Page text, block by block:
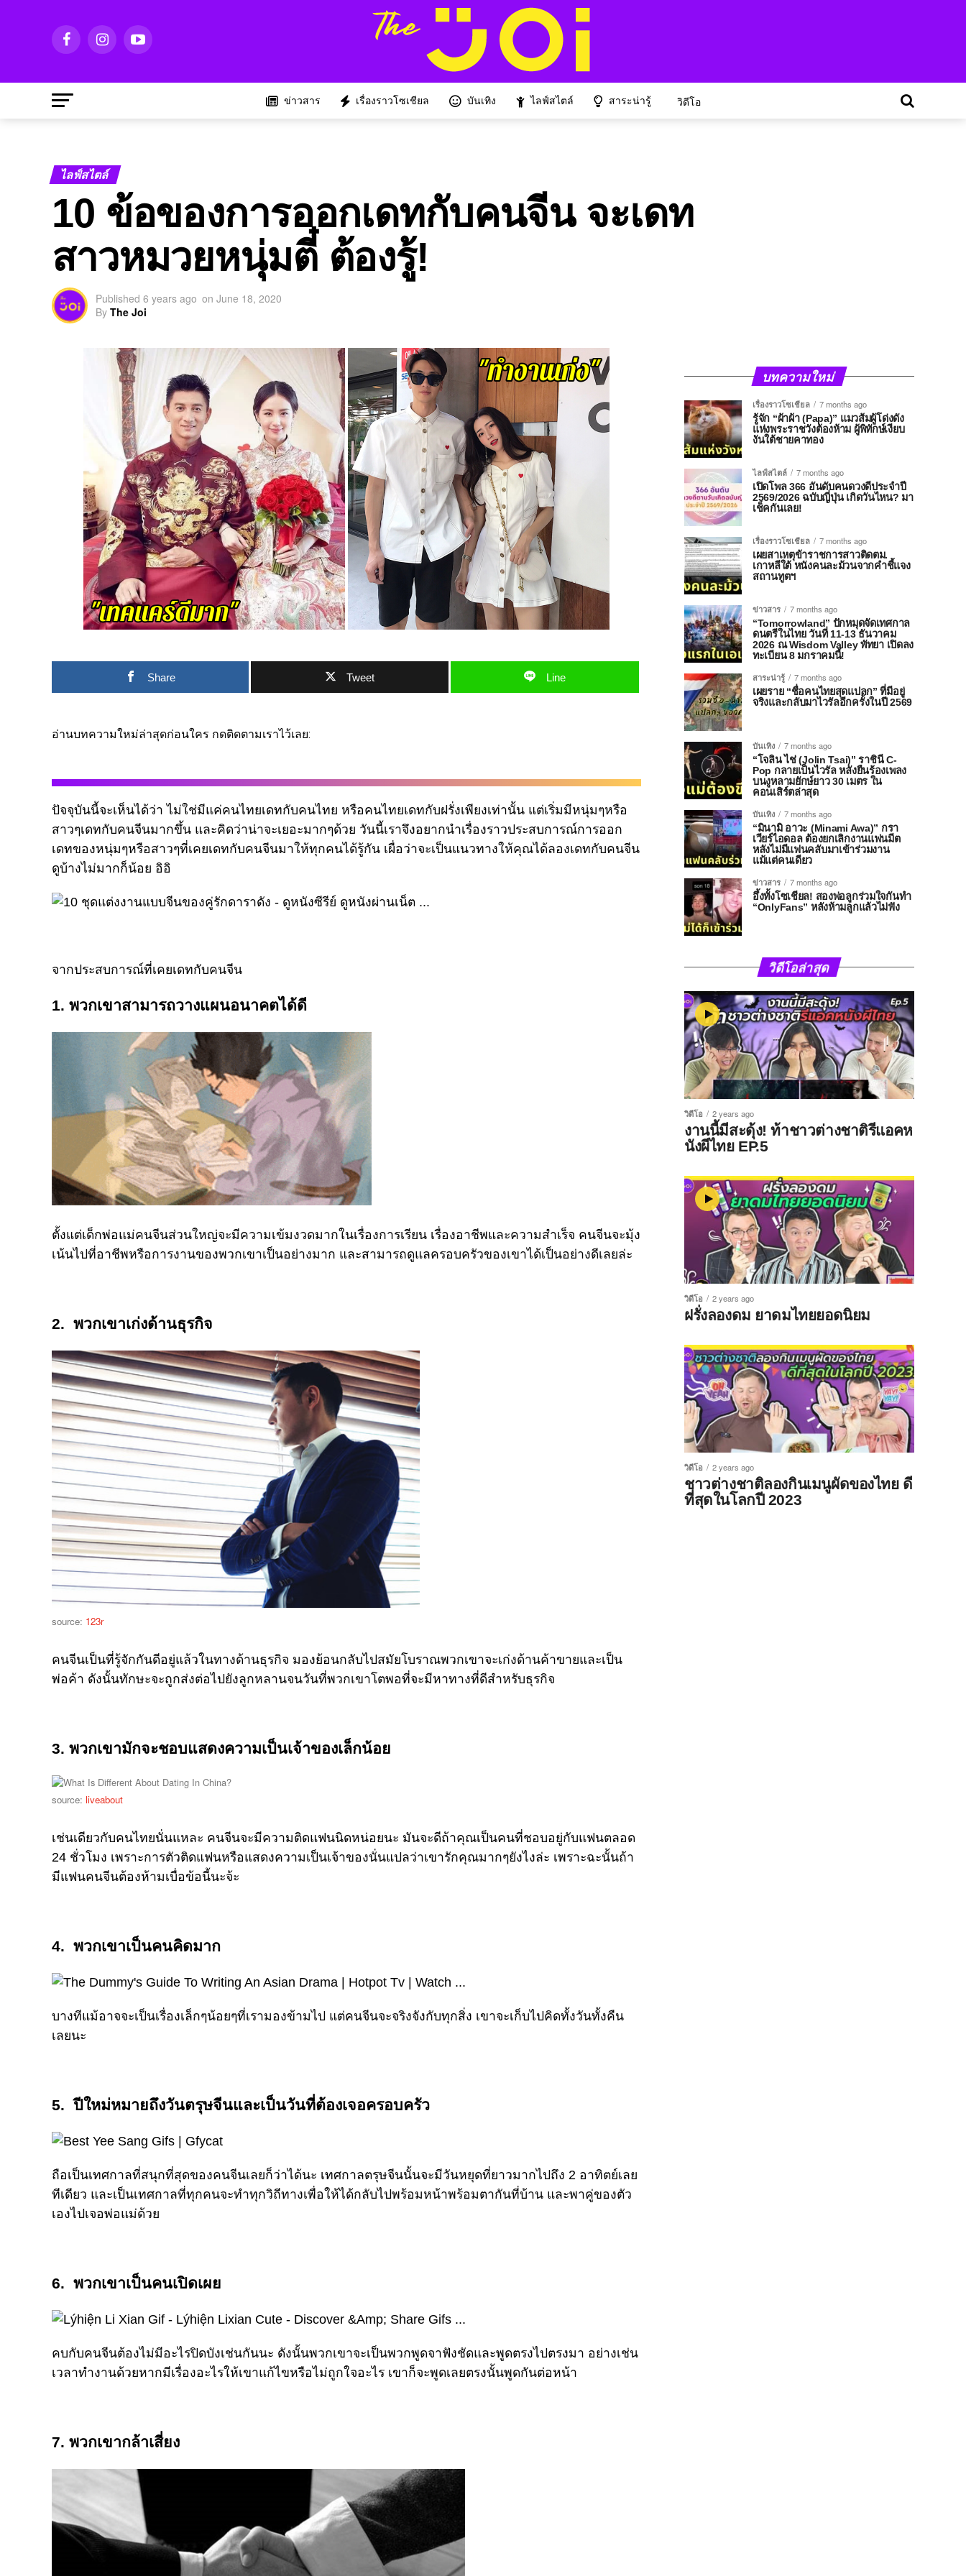
ข่าวสาร เรื่องราวโซเชียล บันเทิง ไลฟ์สไตล์ สาระน่ารู้ วิดีโอ
ไลฟ์สไตล์
10 ข้อของการออกเดทกับคนจีน จะเดท
สาวหมวยหนุ่มตี๋ ต้องรู้!
Published 6 years ago on June 18, 2020
By The Joi
Share Tweet Line
อ่านบทความใหม่ล่าสุดก่อนใคร กดติดตามเราไว้เลย:
ปัจจุบันนี้จะเห็นได้ว่า ไม่ใช่มีแค่คนไทยเดทกับคนไทย หรือคนไทยเดทกับฝรั่งเพียงเท่านั้น แต่เริ่มมีหนุ่มๆหรือ
สาวๆเดทกับคนจีนมากขึ้น และคิดว่าน่าจะเยอะมากๆด้วย วันนี้เราจึงอยากนำเรื่องราวประสบการณ์การออก
เดทของหนุ่มๆหรือสาวๆที่เคยเดทกับคนจีนมาให้ทุกคนได้รู้กัน เผื่อว่าจะเป็นแนวทางให้คุณได้ลองเดทกับคนจีน
ดูบ้างไม่มากก็น้อย อิอิ
จากประสบการณ์ที่เคยเดทกับคนจีน
1. พวกเขาสามารถวางแผนอนาคตได้ดี
ตั้งแต่เด็กพ่อแม่คนจีนส่วนใหญ่จะมีความเข้มงวดมากในเรื่องการเรียน เรื่องอาชีพและความสำเร็จ คนจีนจะมุ้ง
เน้นไปที่อาชีพหรือการงานของพวกเขาเป็นอย่างมาก และสามารถดูแลครอบครัวของเขาได้เป็นอย่างดีเลยล่ะ
2. พวกเขาเก่งด้านธุรกิจ
source: 123r
คนจีนเป็นที่รู้จักกันดีอยู่แล้วในทางด้านธุรกิจ มองย้อนกลับไปสมัยโบราณพวกเขาจะเก่งด้านค้าขายและเป็น
พ่อค้า ดังนั้นทักษะจะถูกส่งต่อไปยังลูกหลานจนวันที่พวกเขาโตพอที่จะมีหาทางที่ดีสำหรับธุรกิจ
3. พวกเขามักจะชอบแสดงความเป็นเจ้าของเล็กน้อย
source: liveabout
เช่นเดียวกับคนไทยนั่นแหละ คนจีนจะมีความติดแฟนนิดหน่อยนะ มันจะดีถ้าคุณเป็นคนที่ชอบอยู่กับแฟนตลอด
24 ชั่วโมง เพราะการตัวติดแฟนหรือแสดงความเป็นเจ้าของนั่นแปลว่าเขารักคุณมากๆยังไงล่ะ เพราะฉะนั้นถ้า
มีแฟนคนจีนต้องห้ามเบื่อข้อนี้นะจ้ะ
4. พวกเขาเป็นคนคิดมาก
บางทีแม้อาจจะเป็นเรื่องเล็กๆน้อยๆที่เรามองข้ามไป แต่คนจีนจะจริงจังกับทุกสิ่ง เขาจะเก็บไปคิดทั้งวันทั้งคืน
เลยนะ
5. ปีใหม่หมายถึงวันตรุษจีนและเป็นวันที่ต้องเจอครอบครัว
ถือเป็นเทศกาลที่สนุกที่สุดของคนจีนเลยก็ว่าได้นะ เทศกาลตรุษจีนนั้นจะมีวันหยุดที่ยาวมากไปถึง 2 อาทิตย์เลย
ทีเดียว และเป็นเทศกาลที่ทุกคนจะทำทุกวิถีทางเพื่อให้ได้กลับไปพร้อมหน้าพร้อมตากันที่บ้าน และพาคู่ของตัว
เองไปเจอพ่อแม่ด้วย
6. พวกเขาเป็นคนเปิดเผย
คบกับคนจีนต้องไม่มีอะไรปิดบังเช่นกันนะ ดังนั้นพวกเขาจะเป็นพวกพูดจาฟังชัดและพูดตรงไปตรงมา อย่างเช่น
เวลาทำงานด้วยหากมีเรื่องอะไรให้เขาแก้ไขหรือไม่ถูกใจอะไร เขาก็จะพูดเลยตรงนั้นพูดกันต่อหน้า
7. พวกเขากล้าเสี่ยง
บทความใหม่
เรื่องราวโซเชียล
7 months ago
รู้จัก “ผ้าผ้า (Papa)” แมวส้มผู้โด่งดัง
แห่งพระราชวังต้องห้าม ผู้พิทักษ์เงียบ
งันใต้ชายคาทอง
ไลฟ์สไตล์
7 months ago
เปิดโพล 366 อันดับคนดวงดีประจำปี
2569/2026 ฉบับญี่ปุ่น เกิดวันไหน? มา
เช็คกันเลย!
เรื่องราวโซเชียล
7 months ago
เผยสาเหตุข้าราชการสาวติดตม.
เกาหลีใต้ หนังคนละม้วนจากคำชี้แจง
สถานทูตฯ
ข่าวสาร
7 months ago
“Tomorrowland” ปักหมุดจัดเทศกาล
ดนตรีในไทย วันที่ 11-13 ธันวาคม
2026 ณ Wisdom Valley พัทยา เปิดลง
ทะเบียน 8 มกราคมนี้!
สาระน่ารู้
7 months ago
เผยราย “ชื่อคนไทยสุดแปลก” ที่มีอยู่
จริงและกลับมาไวรัลอีกครั้งในปี 2569
บันเทิง
7 months ago
“โจลิน ไช่ (Jolin Tsai)” ราชินี C-
Pop กลายเป็นไวรัล หลังยืนร้องเพลง
บนงูหลามยักษ์ยาว 30 เมตร ใน
คอนเสิร์ตล่าสุด
บันเทิง
7 months ago
“มินามิ อาวะ (Minami Awa)” กรา
เวียร์ไอดอล ต้องยกเลิกงานแฟนมีต
หลังไม่มีแฟนคลับมาเข้าร่วมงาน
แม้แต่คนเดียว
ข่าวสาร
7 months ago
อึ้งทั้งโซเชียล! สองพ่อลูกร่วมใจกันทำ
“OnlyFans” หลังห้ามลูกแล้วไม่ฟัง
วิดีโอล่าสุด
วิดีโอ 2 years ago
งานนี้มีสะดุ้ง! ท้าชาวต่างชาติรีแอคห
นังผีไทย EP.5
วิดีโอ 2 years ago
ฝรั่งลองดม ยาดมไทยยอดนิยม
วิดีโอ 2 years ago
ชาวต่างชาติลองกินเมนูผัดของไทย ดี
ที่สุดในโลกปี 2023